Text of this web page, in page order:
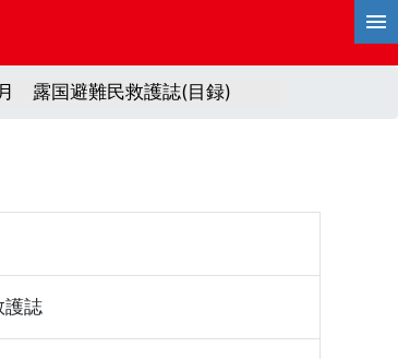
露国避難民救護誌(目録)
誌